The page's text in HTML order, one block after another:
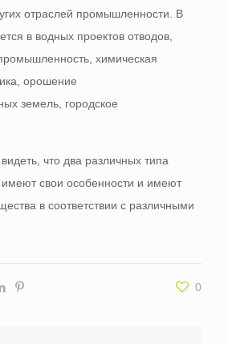
отраслей промышленности. В
в водных проектов отводов,
химическая
орошение
земель, городское
что два различных типа
свои особенности и имеют
в соответствии с различными
0